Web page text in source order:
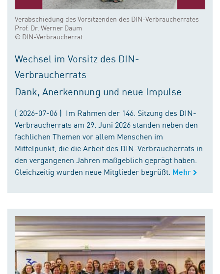
Verabschiedung des Vorsitzenden des DIN-Verbraucherrates
Prof. Dr. Werner Daum
© DIN-Verbraucherrat
Wechsel im Vorsitz des DIN-
Verbraucherrats
Dank, Anerkennung und neue Impulse
( 2026-07-06 ) Im Rahmen der 146. Sitzung des DIN-
Verbraucherrats am 29. Juni 2026 standen neben den
fachlichen Themen vor allem Menschen im
Mittelpunkt, die die Arbeit des DIN-Verbraucherrats in
den vergangenen Jahren maßgeblich geprägt haben.
Gleichzeitig wurden neue Mitglieder begrüßt. Mehr